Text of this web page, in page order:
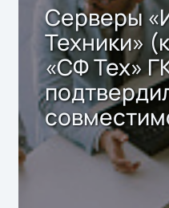
Серверы
Техники»
«СФ Тех»
решением
Storage
хранения